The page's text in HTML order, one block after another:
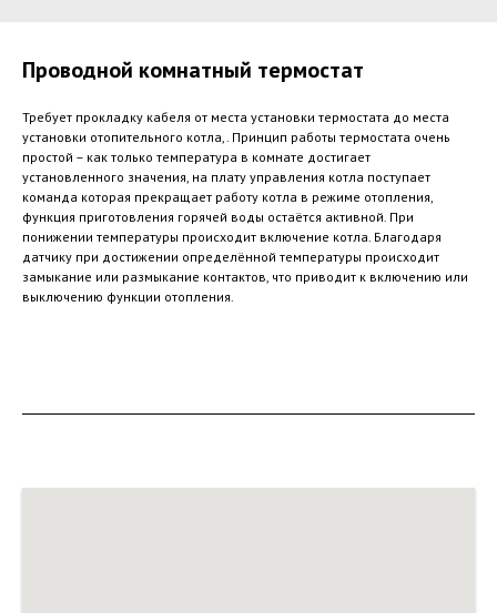
Проводной комнатный термостат
Требует прокладку кабеля от места установки термостата до места
установки отопительного котла,. Принцип работы термостата очень
простой – как только температура в комнате достигает
установленного значения, на плату управления котла поступает
команда которая прекращает работу котла в режиме отопления,
функция приготовления горячей воды остаётся активной. При
понижении температуры происходит включение котла. Благодаря
датчику при достижении определённой температуры происходит
замыкание или размыкание контактов, что приводит к включению или
выключению функции отопления.